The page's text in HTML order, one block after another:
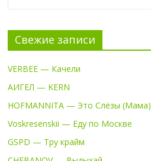
Свежие записи
VERBEE — Качели
АИГЕЛ — KERN
HOFMANNITA — Это Слёзы (Мама)
Voskresenskii — Еду по Москве
GSPD — Тру крайм